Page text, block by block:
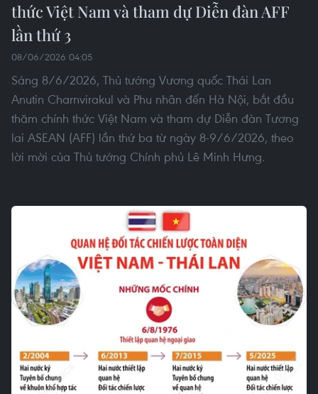
thức Việt Nam và tham dự Diễn đàn AFF
lần thứ 3
08/06/2026 04:05
Sáng 8/6/2026, Thủ tướng Vương quốc Thái Lan
Anutin Charnvirakul và Phu nhân đến Hà Nội, bắt đầu
thăm chính thức Việt Nam và tham dự Diễn đàn Tương
lai ASEAN (AFF) lần thứ ba từ ngày 8-9/6/2026, theo
lời mời của Thủ tướng Chính phủ Lê Minh Hưng.